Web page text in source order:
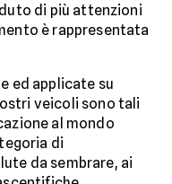
di più attenzioni
è rappresentata
ed applicate su
veicoli sono tali
al mondo
di
da sembrare, ai